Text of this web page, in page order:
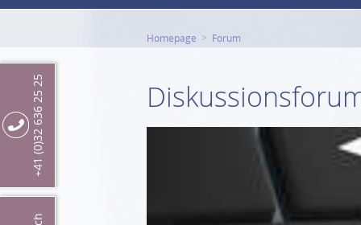
Homepage Forum
+41 (0)32 636 25 25